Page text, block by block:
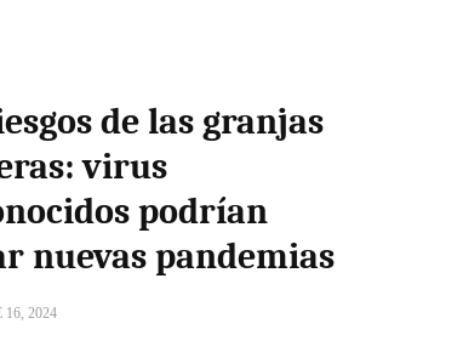
de las granjas
virus
podrían
nuevas pandemias
16, 2024